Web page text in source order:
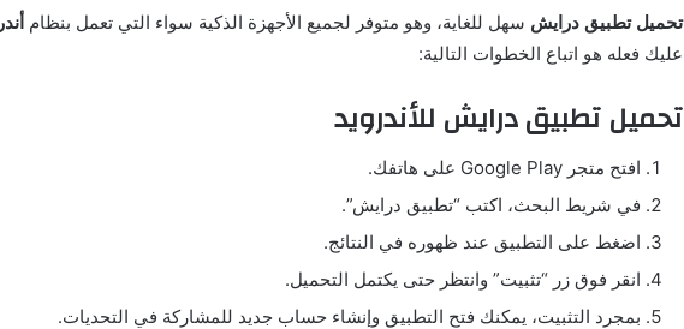
تحميل تطبيق درايش سهل للغاية، وهو متوفر لجميع الأجهزة الذكية سواء التي تعمل بنظام
عليك فعله هو اتباع الخطوات التالية:
تحميل تطبيق درايش للأندرويد
افتح متجر Google Play على هاتفك.
في شريط البحث، اكتب “تطبيق درايش”.
اضغط على التطبيق عند ظهوره في النتائج.
انقر فوق زر “تثبيت” وانتظر حتى يكتمل التحميل.
بمجرد التثبيت، يمكنك فتح التطبيق وإنشاء حساب جديد للمشاركة في التحديات.